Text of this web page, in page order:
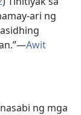
ari ng
Awit
ng mga